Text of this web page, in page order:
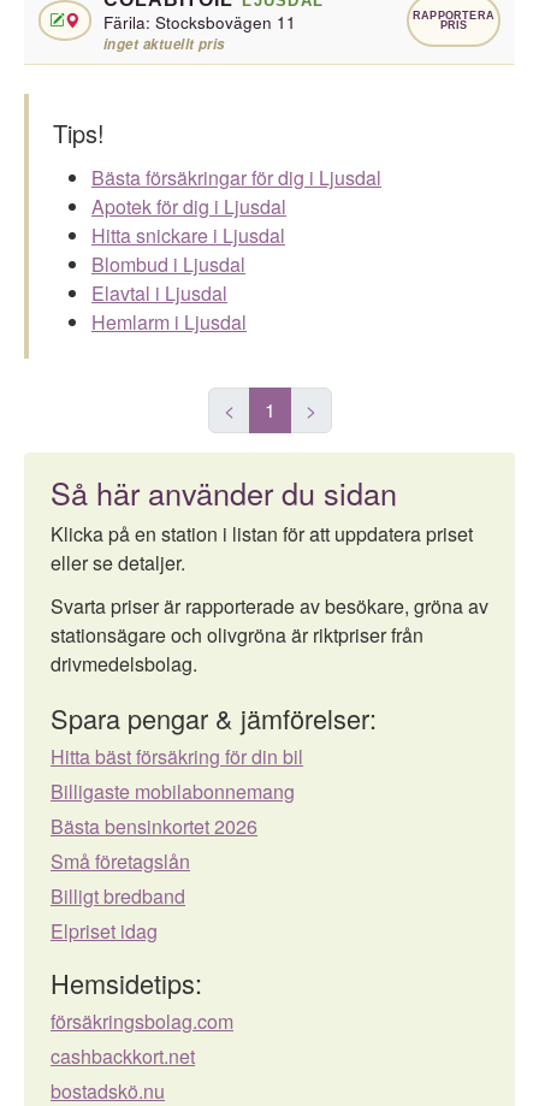
Färila: Stocksbovägen 11
inget aktuellt pris
RAPPORTERA
PRIS
Tips!
Bästa försäkringar för dig i Ljusdal
Apotek för dig i Ljusdal
Hitta snickare i Ljusdal
Blombud i Ljusdal
Elavtal i Ljusdal
Hemlarm i Ljusdal
< 1 >
Så här använder du sidan
Klicka på en station i listan för att uppdatera priset
eller se detaljer.
Svarta priser är rapporterade av besökare, gröna av
stationsägare och olivgröna är riktpriser från
drivmedelsbolag.
Spara pengar & jämförelser:
Hitta bäst försäkring för din bil
Billigaste mobilabonnemang
Bästa bensinkortet 2026
Små företagslån
Billigt bredband
Elpriset idag
Hemsidetips:
försäkringsbolag.com
cashbackkort.net
bostadskö.nu